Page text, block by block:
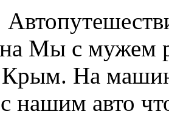
Мы с мужем
Крым. На
нашим авто